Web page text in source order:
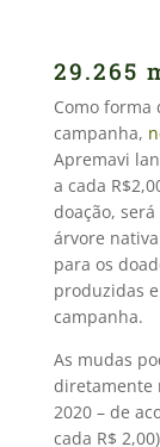
29.265
Como forma
campanha,
Apremavi
a cada
doação,
árvore
para os
produzidas
campanha.
As mudas
diretamente
2020 – de
cada R$